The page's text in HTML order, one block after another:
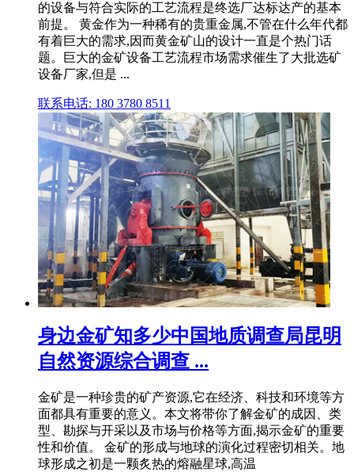
的设备与符合实际的工艺流程是终选厂达标达产的基本
前提。 黄金作为一种稀有的贵重金属,不管在什么年代都
有着巨大的需求,因而黄金矿山的设计一直是个热门话
题。巨大的金矿设备工艺流程市场需求催生了大批选矿
设备厂家,但是 ...
联系电话: 180 3780 8511
身边金矿知多少中国地质调查局昆明
自然资源综合调查 ...
金矿是一种珍贵的矿产资源,它在经济、科技和环境等方
面都具有重要的意义。本文将带你了解金矿的成因、类
型、勘探与开采以及市场与价格等方面,揭示金矿的重要
性和价值。 金矿的形成与地球的演化过程密切相关。地
球形成之初是一颗炙热的熔融星球,高温